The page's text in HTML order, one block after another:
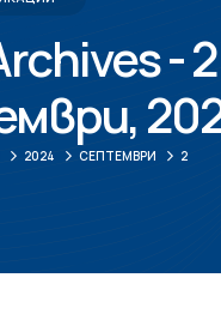
- 2
2024 СЕПТЕМВРИ 2